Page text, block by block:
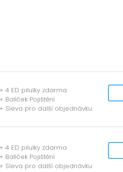
+ 4 ED pilulky zdarma
+ Balíček Pojištění
+ Sleva pro další objednávku
+ 4 ED pilulky zdarma
+ Balíček Pojištění
+ Sleva pro další objednávku